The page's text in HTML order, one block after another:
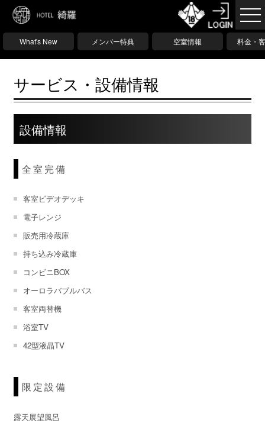
What's New メンバー特典 空室情報 料金・
サービス・設備情報
設備情報
全室完備
客室ビデオデッキ
電子レンジ
販売用冷蔵庫
持ち込み冷蔵庫
コンビニBOX
オーロラバブルバス
客室両替機
浴室TV
42型液晶TV
限定設備
露天展望風呂